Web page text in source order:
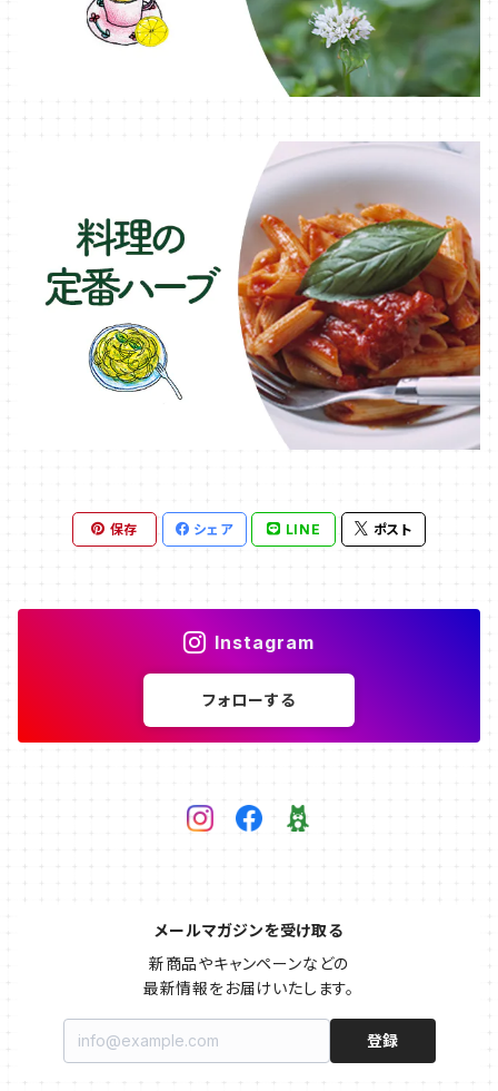
保存 シェア LINE ポスト
Instagram
フォローする
メールマガジンを受け取る
新商品やキャンペーンなどの
最新情報をお届けいたします。
登録